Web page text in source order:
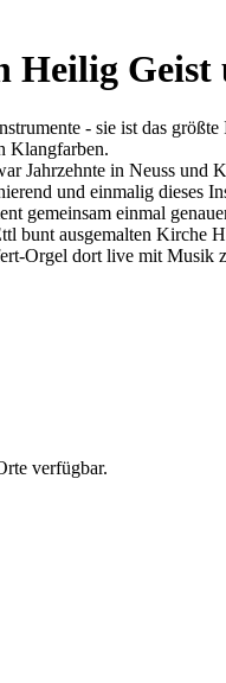
Geist
- sie ist das
Klangfarben.
Jahrzehnte in Neuss und
und einmalig dieses
gemeinsam einmal
bunt ausgemalten Kirche
Orgel dort live mit Musik
verfügbar.